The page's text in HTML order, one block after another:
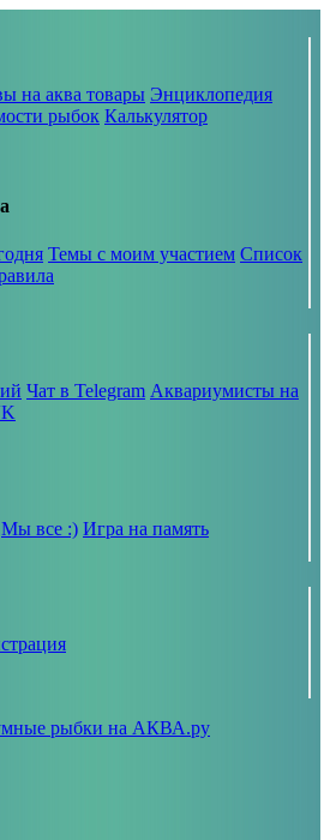
на аква товары Энциклопедия
рыбок Калькулятор
Темы с моим участием Список
Чат в Telegram Аквариумисты на
Мы все :) Игра на память